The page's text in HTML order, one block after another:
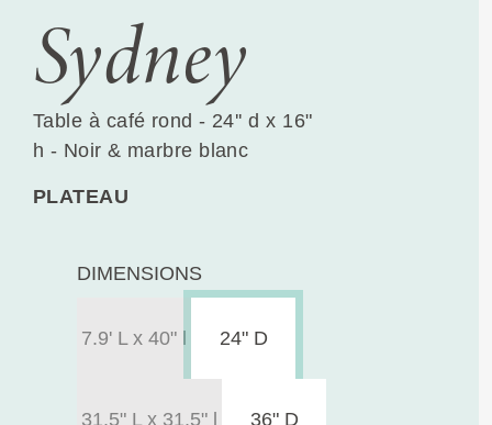
Sydney
Table à café rond - 24'' d x 16"
h - Noir & marbre blanc
PLATEAU
DIMENSIONS
7.9' L x 40" l 24" D
31.5" L x 31.5" l 36" D